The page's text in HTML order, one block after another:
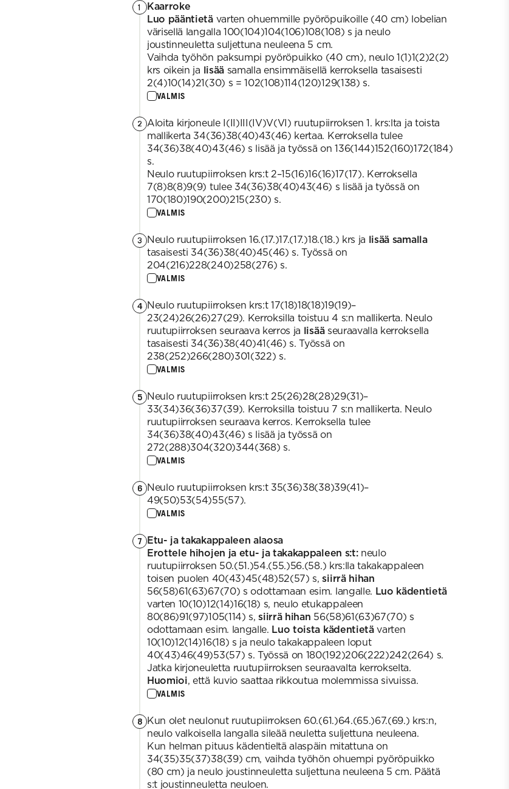
1
Kaarroke
Luo pääntietävarten ohuemmille pyöröpuikoille (40 cm) lobelian
värisellä langalla 100(104)104(106)108(108) s ja neulo
joustinneuletta suljettuna neuleena 5 cm.
Vaihda työhön paksumpi pyöröpuikko (40 cm), neulo 1(1)1(2)2(2)
krs oikein ja lisääsamalla ensimmäisellä kerroksella tasaisesti
2(4)10(14)21(30) s = 102(108)114(120)129(138) s.
VALMIS
2 Aloita kirjoneule I(II)III(IV)V(VI) ruutupiirroksen 1. krs:lta ja toista
mallikerta 34(36)38(40)43(46) kertaa. Kerroksella tulee
34(36)38(40)43(46) s lisää ja työssä on 136(144)152(160)172(184)
s.
Neulo ruutupiirroksen krs:t 2–15(16)16(16)17(17). Kerroksella
7(8)8(8)9(9) tulee 34(36)38(40)43(46) s lisää ja työssä on
170(180)190(200)215(230) s.
VALMIS
3 Neulo ruutupiirroksen 16.(17.)17.(17.)18.(18.) krs ja lisää samalla
tasaisesti 34(36)38(40)45(46) s. Työssä on
204(216)228(240)258(276) s.
VALMIS
4 Neulo ruutupiirroksen krs:t 17(18)18(18)19(19)–
23(24)26(26)27(29). Kerroksilla toistuu 4 s:n mallikerta. Neulo
ruutupiirroksen seuraava kerros ja lisää seuraavalla kerroksella
tasaisesti 34(36)38(40)41(46) s. Työssä on
238(252)266(280)301(322) s.
VALMIS
5 Neulo ruutupiirroksen krs:t 25(26)28(28)29(31)–
33(34)36(36)37(39). Kerroksilla toistuu 7 s:n mallikerta. Neulo
ruutupiirroksen seuraava kerros. Kerroksella tulee
34(36)38(40)43(46) s lisää ja työssä on
272(288)304(320)344(368) s.
VALMIS
6 Neulo ruutupiirroksen krs:t 35(36)38(38)39(41)–
49(50)53(54)55(57).
VALMIS
7 Etu- ja takakappaleen alaosa
Erottele hihojen ja etu- ja takakappaleen s:t:neulo
ruutupiirroksen 50.(51.)54.(55.)56.(58.) krs:lla takakappaleen
toisen puolen 40(43)45(48)52(57) s,siirrä hihan
56(58)61(63)67(70) s odottamaan esim. langalle. Luo kädentietä
varten 10(10)12(14)16(18) s, neulo etukappaleen
80(86)91(97)105(114) s,siirrä hihan 56(58)61(63)67(70) s
odottamaan esim. langalle. Luo toista kädentietävarten
10(10)12(14)16(18) s ja neulo takakappaleen loput
40(43)46(49)53(57) s. Työssä on 180(192)206(222)242(264) s.
Jatka kirjoneuletta ruutupiirroksen seuraavalta kerrokselta.
Huomioi, että kuvio saattaa rikkoutua molemmissa sivuissa.
VALMIS
8 Kun olet neulonut ruutupiirroksen 60.(61.)64.(65.)67.(69.) krs:n,
neulo valkoisella langalla sileää neuletta suljettuna neuleena.
Kun helman pituus kädentieltä alaspäin mitattuna on
34(35)35(37)38(39) cm, vaihda työhön ohuempi pyöröpuikko
(80 cm) ja neulo joustinneuletta suljettuna neuleena 5 cm. Päätä
s:t joustinneuletta neuloen.